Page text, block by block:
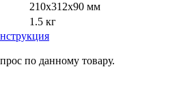
210x312x90 мм
1.5 кг
по данному товару.